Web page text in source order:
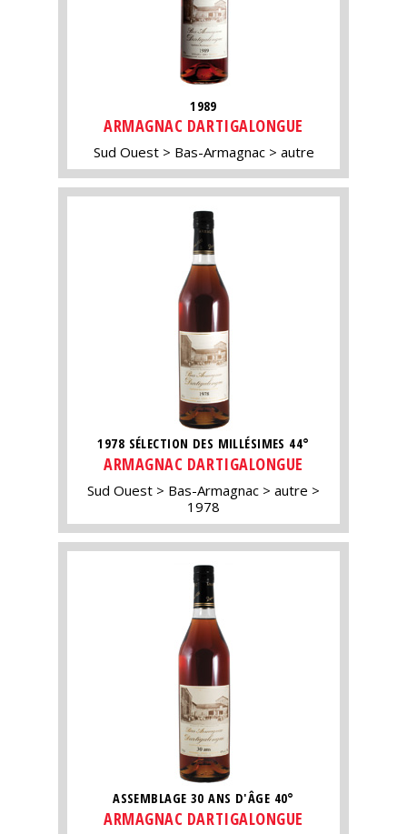
1989
ARMAGNAC DARTIGALONGUE
Sud Ouest Bas-Armagnac autre
1978 SÉLECTION DES MILLÉSIMES 44°
ARMAGNAC DARTIGALONGUE
Sud Ouest Bas-Armagnac
autre
1978
ASSEMBLAGE 30 ANS D'ÂGE 40°
ARMAGNAC DARTIGALONGUE